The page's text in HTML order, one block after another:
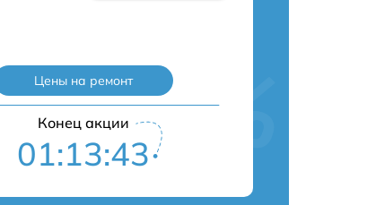
Цены на ремонт
Конец акции
01:13:43